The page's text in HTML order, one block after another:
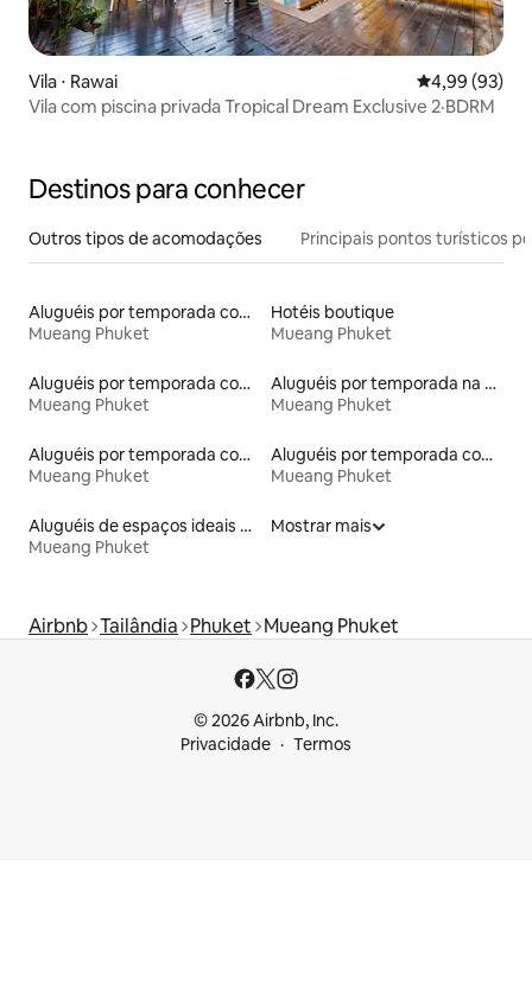
Vila ⋅ Rawai 4,99 de uma
4,99 (93)
Vila com piscina privada Tropical Dream Exclusive 2·BDRM
Destinos para conhecer
Outros tipos de acomodações Principais pontos turísticos
Aluguéis por temporada com sauna
Mueang Phuket
Hotéis boutique
Mueang Phuket
Aluguéis por temporada com suítes privativas
Mueang Phuket
Aluguéis por temporada na orla
Mueang Phuket
Aluguéis por temporada com café da manhã
Mueang Phuket
Aluguéis por temporada com banheira de hidromassagem
Mueang Phuket
Aluguéis de espaços ideais para famílias
Mueang Phuket
Mostrar mais
Airbnb Tailândia Phuket Mueang Phuket
© 2026 Airbnb, Inc.
Privacidade
Termos